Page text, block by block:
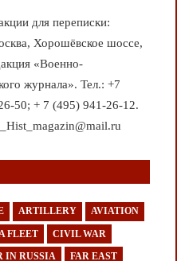
для переписки:
Хорошёвское шоссе,
«Военно-
журнала». Тел.: +7
50; + 7 (495) 941-26-12.
ARTILLERY AVIATION
FLEET CIVIL WAR
IN RUSSIA FAR EAST